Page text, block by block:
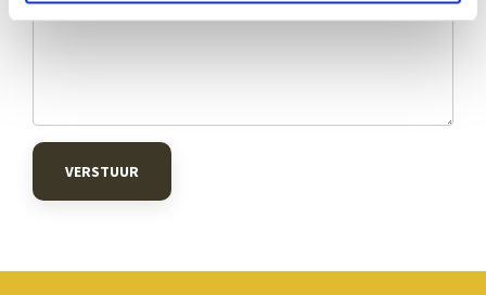
VERSTUUR